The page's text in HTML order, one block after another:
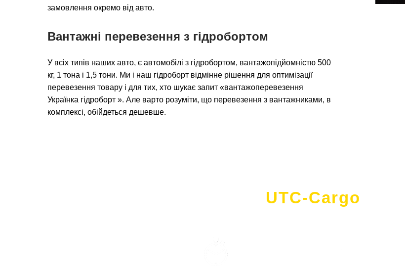
замовлення окремо від авто.
Вантажні перевезення з гідробортом
У всіх типів наших авто, є автомобілі з гідробортом, вантажопідйомністю 500
кг, 1 тона і 1,5 тони. Ми і наш гідроборт відмінне рішення для оптимізації
перевезення товару і для тих, хто шукає запит «вантажоперевезення
Українка гідроборт ». Але варто розуміти, що перевезення з вантажниками, в
комплексі, обійдеться дешевше.
UTC-Cargo